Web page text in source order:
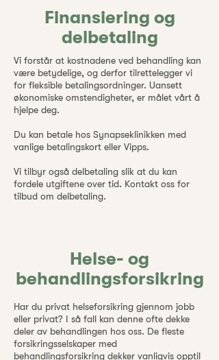
Finansiering og
delbetaling
Vi forstår at kostnadene ved behandling kan
være betydelige, og derfor tilrettelegger vi
for fleksible betalingsordninger. Uansett
økonomiske omstendigheter, er målet vårt å
hjelpe deg.
Du kan betale hos Synapseklinikken med
vanlige betalingskort eller Vipps.
Vi tilbyr også delbetaling slik at du kan
fordele utgiftene over tid. Kontakt oss for
tilbud om delbetaling.
Helse- og
behandlingsforsikring
Har du privat helseforsikring gjennom jobb
eller privat? I så fall kan denne ofte dekke
deler av behandlingen hos oss. De fleste
forsikringsselskaper med
behandlingsforsikring dekker vanligvis opptil